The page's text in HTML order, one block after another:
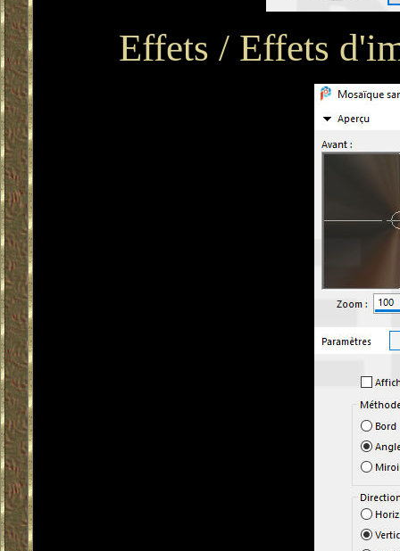
Effets / Effets